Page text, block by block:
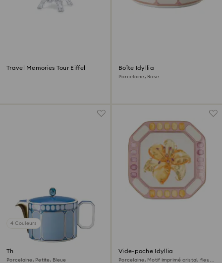
Travel Memories Tour Eiffel Boîte Idyllia
Porcelaine, Rose
4 Couleurs
Théière Signum
Porcelaine, Petite, Bleue
Vide-poche Idyllia
Porcelaine, Motif imprimé cristal, fleur,